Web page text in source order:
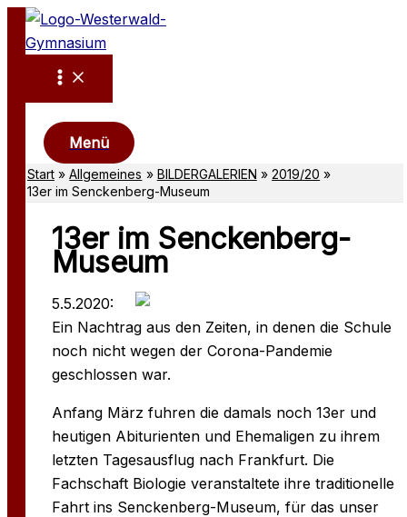
Zum
Inhalt
springen
Menü
Start Allgemeines BILDERGALERIEN
2019/20
13er im Senckenberg-Museum
13er im Senckenberg-
Museum
5.5.2020:
Ein Nachtrag aus den Zeiten, in denen die Schule
noch nicht wegen der Corona-Pandemie
geschlossen war.
Anfang März fuhren die damals noch 13er und
heutigen Abiturienten und Ehemaligen zu ihrem
letzten Tagesausflug nach Frankfurt. Die
Fachschaft Biologie veranstaltete ihre traditionelle
Fahrt ins Senckenberg-Museum, für das unser